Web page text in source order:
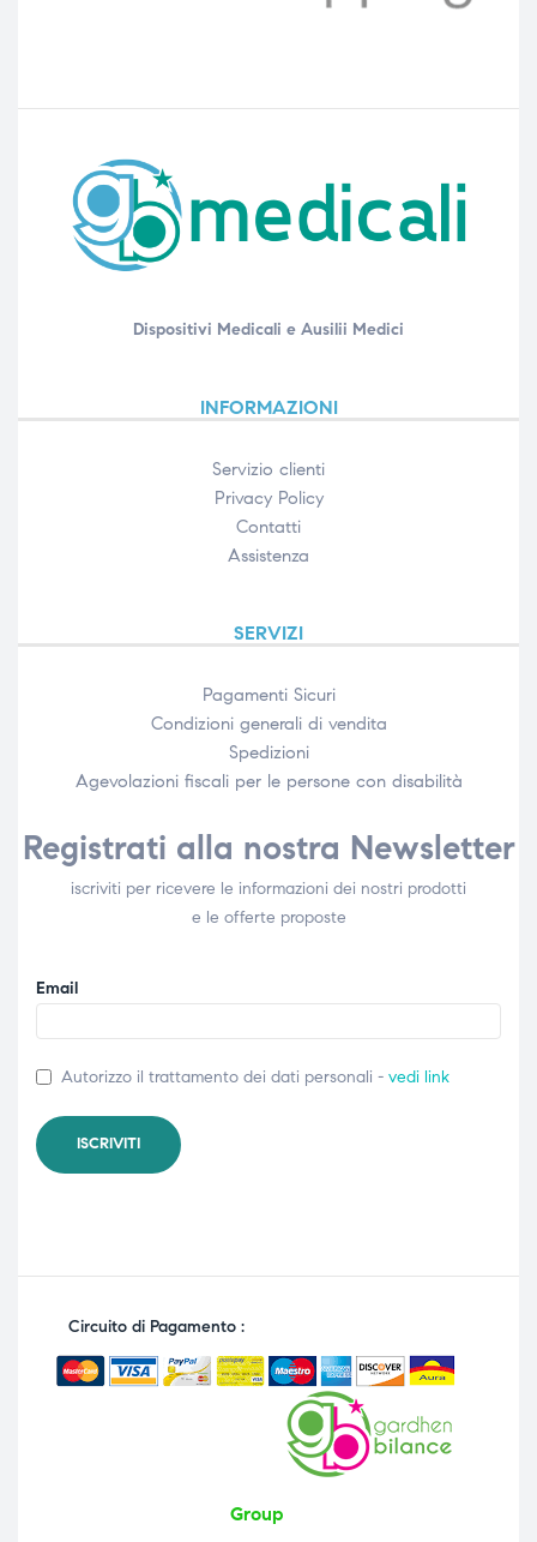
Dispositivi Medicali e Ausilii Medici
INFORMAZIONI
Servizio clienti
Privacy Policy
Contatti
Assistenza
SERVIZI
Pagamenti Sicuri
Condizioni generali di vendita
Spedizioni
Agevolazioni fiscali per le persone con disabilità​
Registrati alla nostra Newsletter
iscriviti per ricevere le informazioni dei nostri prodotti
e le offerte proposte
Email
Autorizzo il trattamento dei dati personali - vedi link
Circuito di Pagamento :
Group